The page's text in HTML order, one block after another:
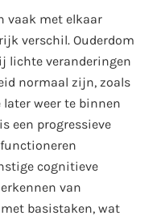
vaak met elkaar
verschil. Ouderdom
lichte veranderingen
normaal zijn, zoals
weer te binnen
een progressieve
cognitieve
van
basistaken, wat